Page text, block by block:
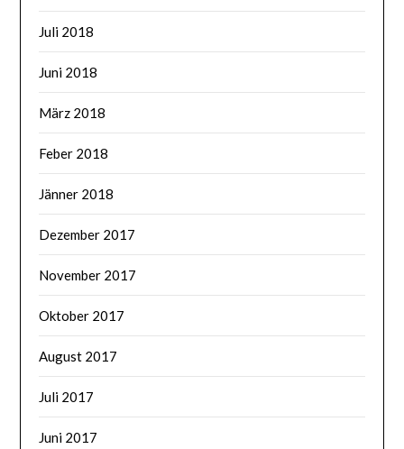
Juli 2018
Juni 2018
März 2018
Feber 2018
Jänner 2018
Dezember 2017
November 2017
Oktober 2017
August 2017
Juli 2017
Juni 2017